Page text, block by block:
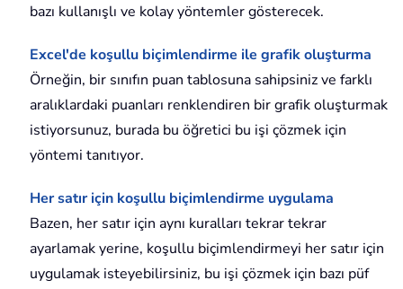
bazı kullanışlı ve kolay yöntemler gösterecek.
Excel'de koşullu biçimlendirme ile grafik oluşturma
Örneğin, bir sınıfın puan tablosuna sahipsiniz ve farklı
aralıklardaki puanları renklendiren bir grafik oluşturmak
istiyorsunuz, burada bu öğretici bu işi çözmek için
yöntemi tanıtıyor.
Her satır için koşullu biçimlendirme uygulama
Bazen, her satır için aynı kuralları tekrar tekrar
ayarlamak yerine, koşullu biçimlendirmeyi her satır için
uygulamak isteyebilirsiniz, bu işi çözmek için bazı püf